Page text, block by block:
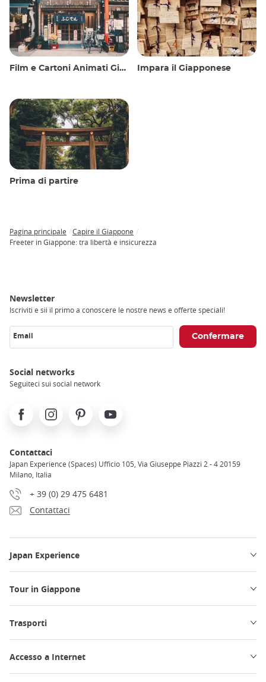
Film e Cartoni Animati Giapponesi Impara il Giapponese
Prima di partire
Breadcrumb
Pagina principale
Capire il Giappone
Freeter in Giappone: tra libertà e insicurezza
Newsletter
Iscriviti e sii il primo a conoscere le nostre news e offerte speciali!
Email
Social networks
Seguiteci sui social network
FacebookInstagramPinterest Youtube
Contattaci
Japan Experience (Spaces) Ufficio 105, Via Giuseppe Piazzi 2 - 4 20159
Milano, Italia
+ 39 (0) 29 475 6481
Contattaci
Japan Experience
Tour in Giappone
Trasporti
Accesso a Internet